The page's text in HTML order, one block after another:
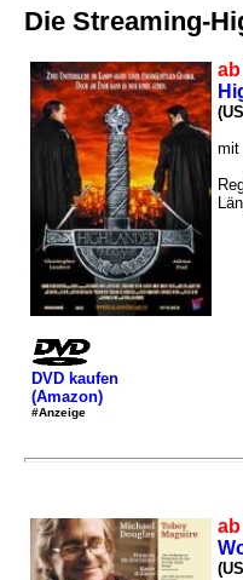
Die Streaming-
ab
mit
DVD kaufen
(Amazon)
#Anzeige
ab